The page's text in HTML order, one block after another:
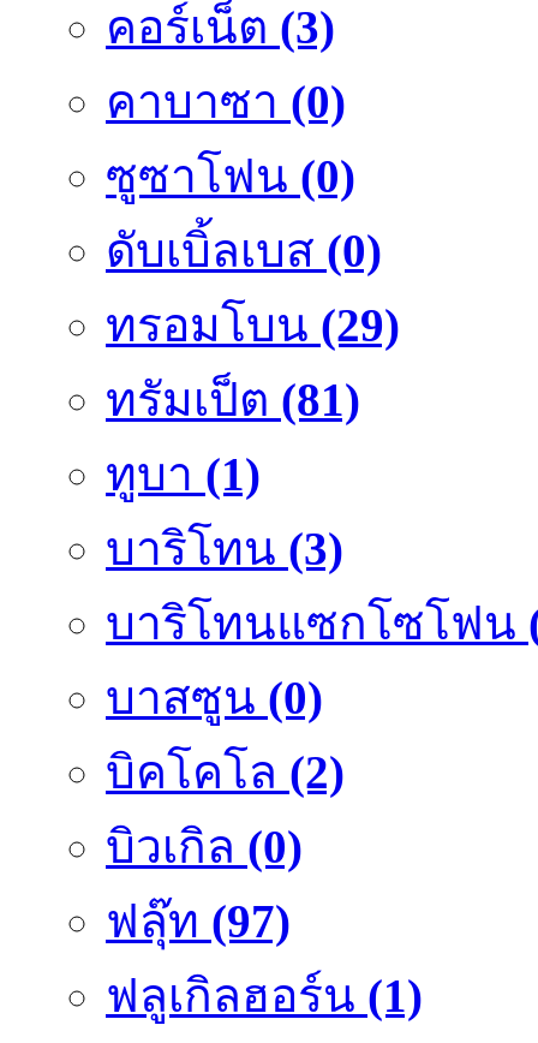
คอร์เน็ต (3)
คาบาซา (0)
ซูซาโฟน (0)
ดับเบิ้ลเบส (0)
ทรอมโบน (29)
ทรัมเป็ต (81)
ทูบา (1)
บาริโทน (3)
บาริโทนแซกโซโฟน
บาสซูน (0)
บิคโคโล (2)
บิวเกิล (0)
ฟลุ๊ท (97)
ฟลูเกิลฮอร์น (1)